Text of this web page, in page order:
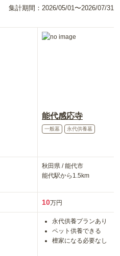
集計期間： 2026/05/01〜2026/07/31
能代感応寺
一般墓 永代供養墓
秋田県 /能代市
能代駅から 1.5km
10万円
永代供養プランあり
ペット供養できる
檀家になる必要なし